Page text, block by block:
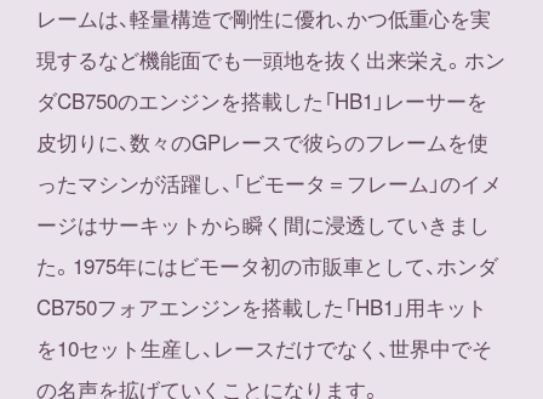
レームは、軽量構造で剛性に優れ、かつ低重心を実
現するなど機能面でも一頭地を抜く出来栄え。ホン
ダCB750のエンジンを搭載した「HB1」レーサーを
皮切りに、数々のGPレースで彼らのフレームを使
ったマシンが活躍し、「ビモータ＝フレーム」のイメ
ージはサーキットから瞬く間に浸透していきまし
た。1975年にはビモータ初の市販車として、ホンダ
CB750フォアエンジンを搭載した「HB1」用キット
を10セット生産し、レースだけでなく、世界中でそ
の名声を拡げていくことになります。